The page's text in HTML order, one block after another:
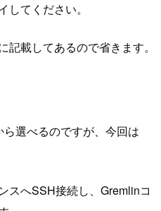
してください。
載してあるので省きます。
ら選べるのですが、今回は
スへSSH接続し、Gremlinコ